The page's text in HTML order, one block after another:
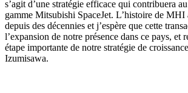
s’agit d’une stratégie efficace qui contribuera
gamme Mitsubishi SpaceJet. L’histoire de MHI
depuis des décennies et j’espère que cette
l’expansion de notre présence dans ce pays, et
étape importante de notre stratégie de
Izumisawa.